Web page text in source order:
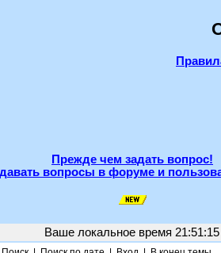
Прежде чем задать вопрос!
вопросы в форуме и
Ваше локальное время 21:51:15